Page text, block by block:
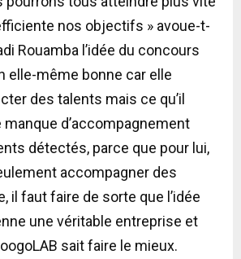
nos objectifs » avoue-t-
Rouamba l’idée du concours
elle-même bonne car elle
des talents mais ce qu’il
manque d’accompagnement
détectés, parce que pour lui,
accompagner des
il faut faire de sorte que l’idée
une véritable entreprise et
sait faire le mieux.